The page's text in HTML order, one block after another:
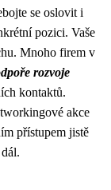
se oslovit i
pozici. Vaše
Mnoho firem v
rozvoje
kontaktů.
akce
přístupem jistě